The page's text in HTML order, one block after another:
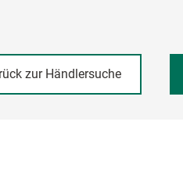
zur Händlersuche